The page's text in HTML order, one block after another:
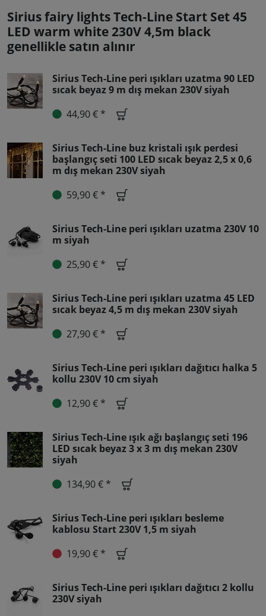
Sirius fairy lights Tech-Line Start Set 45
LED warm white 230V 4,5m black
genellikle satın alınır
Sirius Tech-Line peri ışıkları uzatma 90 LED
sıcak beyaz 9 m dış mekan 230V siyah
44,90 € *
Sirius Tech-Line buz kristali ışık perdesi
başlangıç seti 100 LED sıcak beyaz 2,5 x 0,6
m dış mekan 230V siyah
59,90 € *
Sirius Tech-Line peri ışıkları uzatma 230V 10
m siyah
25,90 € *
Sirius Tech-Line peri ışıkları uzatma 45 LED
sıcak beyaz 4,5 m dış mekan 230V siyah
27,90 € *
Sirius Tech-Line peri ışıkları dağıtıcı halka 5
kollu 230V 10 cm siyah
12,90 € *
Sirius Tech-Line ışık ağı başlangıç seti 196
LED sıcak beyaz 3 x 3 m dış mekan 230V
siyah
134,90 € *
Sirius Tech-Line peri ışıkları besleme
kablosu Start 230V 1,5 m siyah
19,90 € *
Sirius Tech-Line peri ışıkları dağıtıcı 2 kollu
230V siyah